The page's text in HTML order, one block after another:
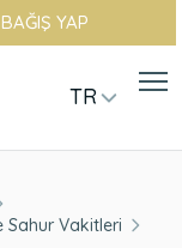
BAĞIŞ YAP
TR
Vakitleri